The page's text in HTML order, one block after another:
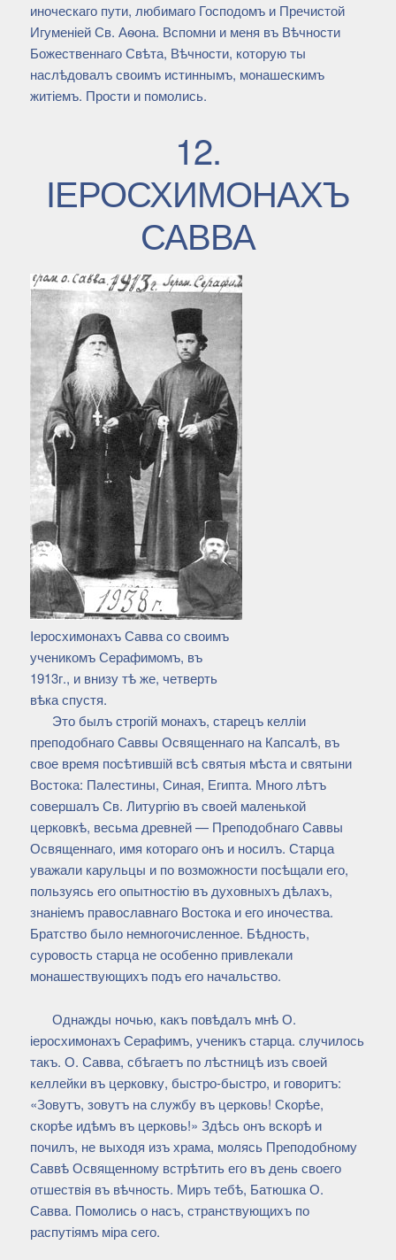
иноческаго пути, любимаго Господомъ и Пречистой
Игуменіей Св. Аѳона. Вспомни и меня въ Вѣчности
Божественнаго Свѣта, Вѣчности, которую ты
наслѣдовалъ своимъ истиннымъ, монашескимъ
житіемъ. Прости и помолись.
12.
ІЕРОСХИМОНАХЪ
САВВА
Iеросхимонахъ Савва со своимъ
ученикомъ Серафимомъ, въ
1913г., и внизу тѣ же, четверть
вѣка спустя.
Это былъ строгій монахъ, старецъ келліи
преподобнаго Саввы Освященнаго на Капсалѣ, въ
свое время посѣтившій всѣ святыя мѣста и святыни
Востока: Палестины, Синая, Египта. Много лѣтъ
совершалъ Св. Литургію въ своей маленькой
церковкѣ, весьма древней — Преподобнаго Саввы
Освященнаго, имя котораго онъ и носилъ. Старца
уважали карульцы и по возможности посѣщали его,
пользуясь его опытностію въ духовныхъ дѣлахъ,
знаніемъ православнаго Востока и его иночества.
Братство было немногочисленное. Бѣдность,
суровость старца не особенно привлекали
монашествующихъ подъ его начальство.
Однажды ночью, какъ повѣдалъ мнѣ О.
іеросхимонахъ Серафимъ, ученикъ старца. случилось
такъ. О. Савва, сбѣгаетъ по лѣстницѣ изъ своей
келлейки въ церковку, быстро-быстро, и говоритъ:
«Зовутъ, зовутъ на службу въ церковь! Скорѣе,
скорѣе идѣмъ въ церковь!» Здѣсь онъ вскорѣ и
почилъ, не выходя изъ храма, молясь Преподобному
Саввѣ Освященному встрѣтить его въ день своего
отшествія въ вѣчность. Миръ тебѣ, Батюшка О.
Савва. Помолись о насъ, странствующихъ по
распутіямъ міра сего.